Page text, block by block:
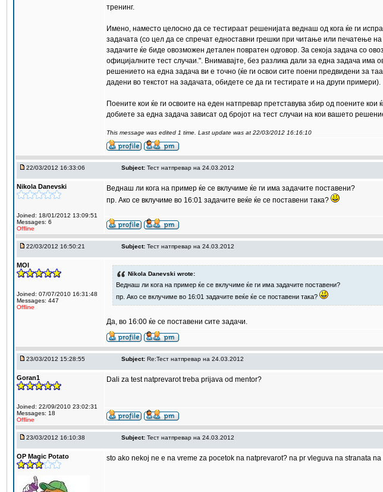
тренинг.
Имено, наместо целосно да се тестираат решенијата веднаш од кога ќе ги
задачата (со цел да се спречат едноставни грешки при читање или печатење
задачите ќе биде овозможен детален повратен одговор. За секоја задача со
официјалните тест случаи.". Внимавајте, без разлика дали за една задача
решението на една задача ви е точно (ќе ги освои сите поени предвидени за
дадени во текстот на задачата, обидете се да ги тестирате и на други примери).
Поените кои ќе ги освоите на еден натпревар претставува збир од поените кои
добиете за една задача зависат од бројот на тест случаи на кои вашето
This message was edited 1 time. Last update was at 22/03/2012 16:16:10
22/03/2012 16:33:06 Subject: Тест натпревар на 24.03.2012
Nikola Danevski
Joined: 18/01/2012 13:09:51
Messages: 6
Offline
Веднаш ли кога на пример ќе се вклучиме ќе ги има задачите поставени?
пр. Ако се вклучиме во 16:01 задачите веќе ќе се поставени така?
22/03/2012 16:50:21 Subject: Тест натпревар на 24.03.2012
MOI
Joined: 07/07/2010 16:31:48
Messages: 447
Offline
Nikola Danevski wrote:
Веднаш ли кога на пример ќе се вклучиме ќе ги има задачите поставени?
пр. Ако се вклучиме во 16:01 задачите веќе ќе се поставени така?
Да, во 16:00 ќе се поставени сите задачи.
23/03/2012 15:28:55 Subject: Re:Тест натпревар на 24.03.2012
Goran1
Joined: 22/09/2010 23:02:31
Messages: 18
Offline
Dali za test natprevarot treba prijava od mentor?
23/03/2012 16:10:38 Subject: Тест натпревар на 24.03.2012
OP Magic Potato sto ako nekoj ne e na vreme za pocetok na natprevarot? na pr vleguva na stranata